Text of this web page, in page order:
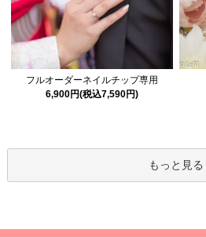
フルオーダーネイルチップ専用
6,900円(税込7,590円)
もっと見る